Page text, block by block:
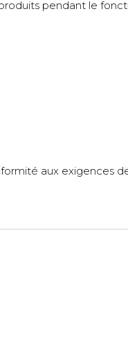
pendant le
aux exigences